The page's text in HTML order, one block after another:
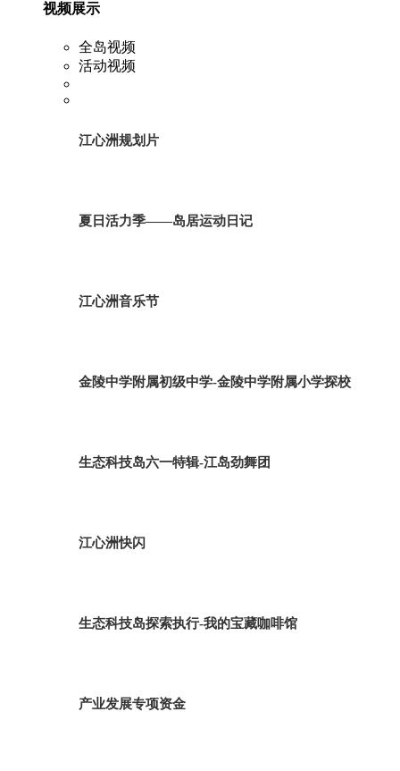
视频展示
全岛视频
活动视频
江心洲规划片
夏日活力季——岛居运动日记
江心洲音乐节
金陵中学附属初级中学-金陵中学附属小学探校
生态科技岛六一特辑-江岛劲舞团
江心洲快闪
生态科技岛探索执行-我的宝藏咖啡馆
产业发展专项资金